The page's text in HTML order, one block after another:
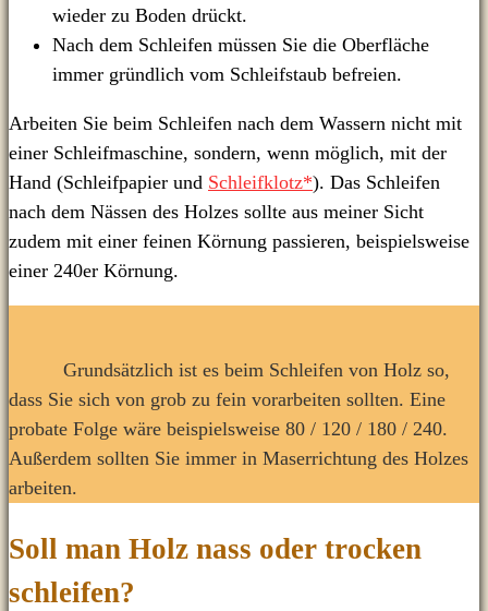
wieder zu Boden drückt.
Nach dem Schleifen müssen Sie die Oberfläche
immer gründlich vom Schleifstaub befreien.
Arbeiten Sie beim Schleifen nach dem Wassern nicht mit
einer Schleifmaschine, sondern, wenn möglich, mit der
Hand (Schleifpapier und Schleifklotz*). Das Schleifen
nach dem Nässen des Holzes sollte aus meiner Sicht
zudem mit einer feinen Körnung passieren, beispielsweise
einer 240er Körnung.
Grundsätzlich ist es beim Schleifen von Holz so,
dass Sie sich von grob zu fein vorarbeiten sollten. Eine
probate Folge wäre beispielsweise 80 / 120 / 180 / 240.
Außerdem sollten Sie immer in Maserrichtung des Holzes
arbeiten.
Soll man Holz nass oder trocken
schleifen?